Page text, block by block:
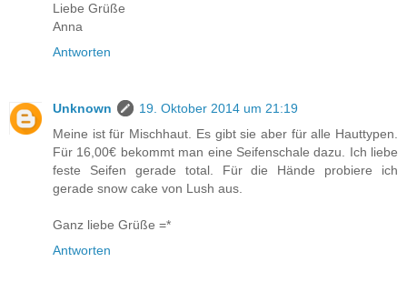
Liebe Grüße
Anna
Antworten
Unknown
19. Oktober 2014 um 21:19
Meine ist für Mischhaut. Es gibt sie aber für alle Hauttypen.
Für 16,00€ bekommt man eine Seifenschale dazu. Ich liebe
feste Seifen gerade total. Für die Hände probiere ich
gerade snow cake von Lush aus.
Ganz liebe Grüße =*
Antworten